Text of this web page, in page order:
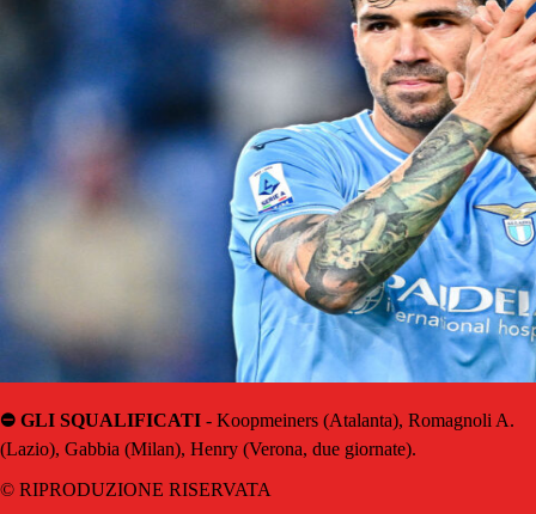
⛔️ GLI SQUALIFICATI - Koopmeiners (Atalanta), Romagnoli A.
(Lazio), Gabbia (Milan), Henry (Verona, due giornate).
© RIPRODUZIONE RISERVATA